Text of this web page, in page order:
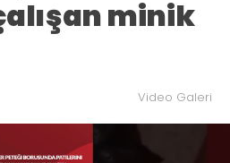
minik
Video Galeri